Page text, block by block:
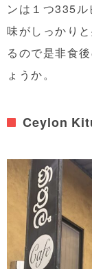
ンは１つ335
味がしっかり
るので是非食
ょうか。
Ceylon